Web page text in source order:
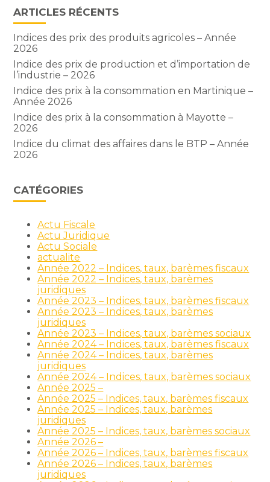
ARTICLES RÉCENTS
Indices des prix des produits agricoles – Année
2026
Indice des prix de production et d’importation de
l’industrie – 2026
Indice des prix à la consommation en Martinique –
Année 2026
Indice des prix à la consommation à Mayotte –
2026
Indice du climat des affaires dans le BTP – Année
2026
CATÉGORIES
Actu Fiscale
Actu Juridique
Actu Sociale
actualite
Année 2022 – Indices, taux, barèmes fiscaux
Année 2022 – Indices, taux, barèmes
juridiques
Année 2023 – Indices, taux, barèmes fiscaux
Année 2023 – Indices, taux, barèmes
juridiques
Année 2023 – Indices, taux, barèmes sociaux
Année 2024 – Indices, taux, barèmes fiscaux
Année 2024 – Indices, taux, barèmes
juridiques
Année 2024 – Indices, taux, barèmes sociaux
Année 2025 –
Année 2025 – Indices, taux, barèmes fiscaux
Année 2025 – Indices, taux, barèmes
juridiques
Année 2025 – Indices, taux, barèmes sociaux
Année 2026 –
Année 2026 – Indices, taux, barèmes fiscaux
Année 2026 – Indices, taux, barèmes
juridiques